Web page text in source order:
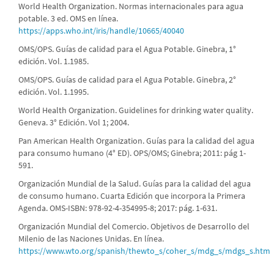
World Health Organization. Normas internacionales para agua
potable. 3 ed. OMS en línea.
https://apps.who.int/iris/handle/10665/40040
OMS/OPS. Guías de calidad para el Agua Potable. Ginebra, 1°
edición. Vol. 1.1985.
OMS/OPS. Guías de calidad para el Agua Potable. Ginebra, 2°
edición. Vol. 1.1995.
World Health Organization. Guidelines for drinking water quality.
Geneva. 3° Edición. Vol 1; 2004.
Pan American Health Organization. Guías para la calidad del agua
para consumo humano (4° ED). OPS/OMS; Ginebra; 2011: pág 1-
591.
Organización Mundial de la Salud. Guías para la calidad del agua
de consumo humano. Cuarta Edición que incorpora la Primera
Agenda. OMS-ISBN: 978-92-4-354995-8; 2017: pág. 1-631.
Organización Mundial del Comercio. Objetivos de Desarrollo del
Milenio de las Naciones Unidas. En línea.
https://www.wto.org/spanish/thewto_s/coher_s/mdg_s/mdgs_s.htm